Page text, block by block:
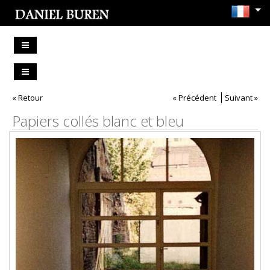
« Retour « Précédent Suivant »
Papiers collés blanc et bleu